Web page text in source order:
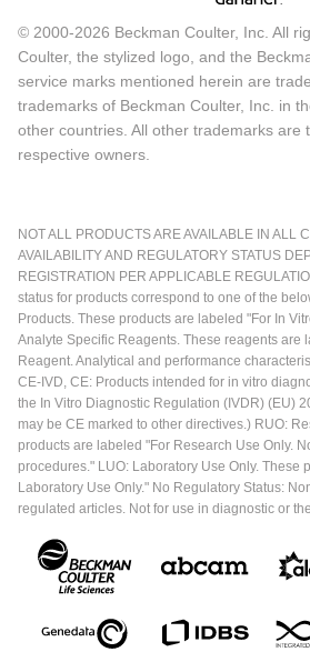
© 2000-2026 Beckman Coulter, Inc. All
Coulter, the stylized logo, and the
service marks mentioned herein are
trademarks of Beckman Coulter, Inc. in
other countries. All other trademarks are
respective owners.
NOT ALL PRODUCTS ARE AVAILABLE IN ALL
AVAILABILITY AND REGULATORY STATUS
REGISTRATION PER APPLICABLE
status for products correspond to one of the
Products. These products are labeled "For In
Analyte Specific Reagents. These reagents are
Reagent. Analytical and performance
CE-IVD, CE: Products intended for in vitro
the In Vitro Diagnostic Regulation (IVDR) (EU)
may be CE marked to other directives.) RUO:
products are labeled "For Research Use Only.
procedures." LUO: Laboratory Use Only. These
Laboratory Use Only." No Regulatory Status:
regulated articles. Not for use in diagnostic or